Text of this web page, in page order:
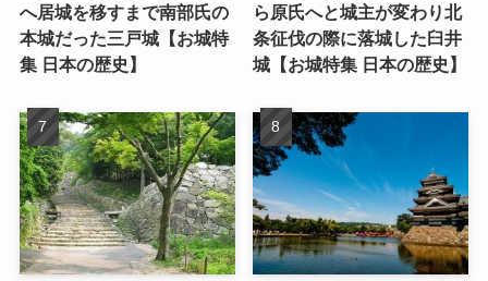
へ居城を移すまで南部氏の
本城だった三戸城【お城特
集 日本の歴史】
ら原氏へと城主が変わり北
条征伐の際に落城した臼井
城【お城特集 日本の歴史】